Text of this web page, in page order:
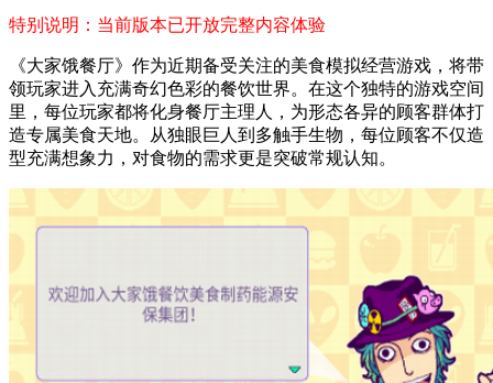
特别说明：当前版本已开放完整内容体验
《大家饿餐厅》作为近期备受关注的美食模拟经营游戏，将带
领玩家进入充满奇幻色彩的餐饮世界。在这个独特的游戏空间
里，每位玩家都将化身餐厅主理人，为形态各异的顾客群体打
造专属美食天地。从独眼巨人到多触手生物，每位顾客不仅造
型充满想象力，对食物的需求更是突破常规认知。